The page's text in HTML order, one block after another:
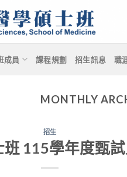
成員 課程規劃 招生訊息 職
MONTHLY
招生
115學年度甄